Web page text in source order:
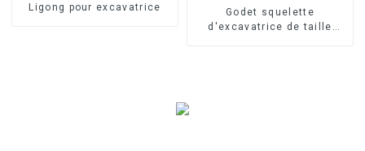
Ligong pour excavatrice
Godet squelette
d'excavatrice de taille